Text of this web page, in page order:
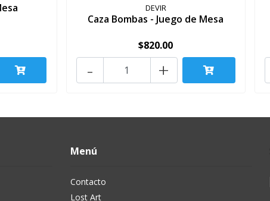
DEVIR
Caza Bombas - Juego de Mesa
$820.00
+
-
Menú
Contacto
Lost Art